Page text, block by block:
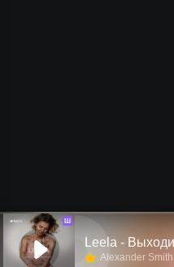
Ш
Leela -
Alexander Smith